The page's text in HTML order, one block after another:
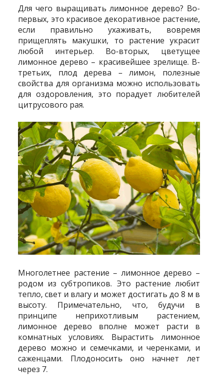
Для чего выращивать лимонное дерево? Во-
первых, это красивое декоративное растение,
если правильно ухаживать, вовремя
прищеплять макушки, то растение украсит
любой интерьер. Во-вторых, цветущее
лимонное дерево – красивейшее зрелище. В-
третьих, плод дерева – лимон, полезные
свойства для организма можно использовать
для оздоровления, это порадует любителей
цитрусового рая.
Многолетнее растение – лимонное дерево –
родом из субтропиков. Это растение любит
тепло, свет и влагу и может достигать до 8 м в
высоту. Примечательно, что, будучи в
принципе неприхотливым растением,
лимонное дерево вполне может расти в
комнатных условиях. Вырастить лимонное
дерево можно и семечками, и черенками, и
саженцами. Плодоносить оно начнет лет
через 7.